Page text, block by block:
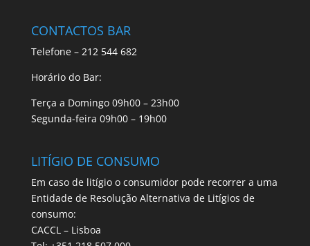
CONTACTOS BAR
Telefone – 212 544 682
Horário do Bar:
Terça a Domingo 09h00 – 23h00
Segunda-feira 09h00 – 19h00
LITÍGIO DE CONSUMO
Em caso de litígio o consumidor pode recorrer a uma
Entidade de Resolução Alternativa de Litígios de
consumo:
CACCL – Lisboa